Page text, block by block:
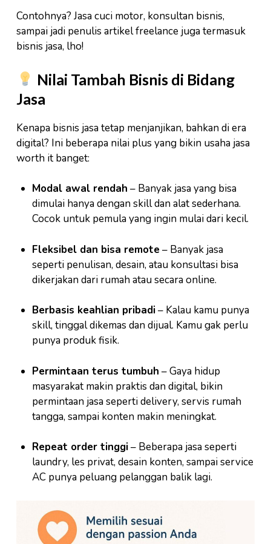
Contohnya? Jasa cuci motor, konsultan bisnis,
sampai jadi penulis artikel freelance juga termasuk
bisnis jasa, lho!
Nilai Tambah Bisnis di Bidang
Jasa
Kenapa bisnis jasa tetap menjanjikan, bahkan di era
digital? Ini beberapa nilai plus yang bikin usaha jasa
worth it banget:
Modal awal rendah – Banyak jasa yang bisa
dimulai hanya dengan skill dan alat sederhana.
Cocok untuk pemula yang ingin mulai dari kecil.
Fleksibel dan bisa remote – Banyak jasa
seperti penulisan, desain, atau konsultasi bisa
dikerjakan dari rumah atau secara online.
Berbasis keahlian pribadi– Kalau kamu punya
skill, tinggal dikemas dan dijual. Kamu gak perlu
punya produk fisik.
Permintaan terus tumbuh – Gaya hidup
masyarakat makin praktis dan digital, bikin
permintaan jasa seperti delivery, servis rumah
tangga, sampai konten makin meningkat.
Repeat order tinggi– Beberapa jasa seperti
laundry, les privat, desain konten, sampai service
AC punya peluang pelanggan balik lagi.